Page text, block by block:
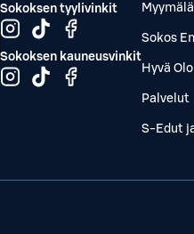
Sokoksen tyylivinkit
Sokoksen kauneusvinkit
Sokos
Hyvä
Palvelut
S-Edut